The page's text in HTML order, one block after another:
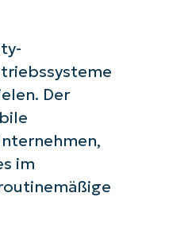
Der
im
Company
name*